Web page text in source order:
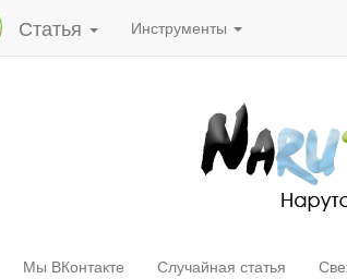
Статья Инструменты
Мы ВКонтакте Случайная статья